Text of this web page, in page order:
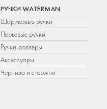
РУЧКИ WATERMAN
Шариковые ручки
Перьевые ручки
Ручки-роллеры
Аксессуары
Чернила и стержни